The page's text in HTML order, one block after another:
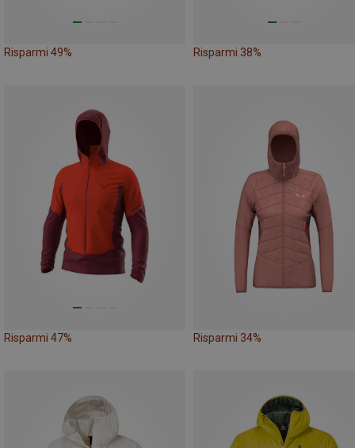
Risparmi 49% Risparmi 38%
Risparmi 47% Risparmi 34%